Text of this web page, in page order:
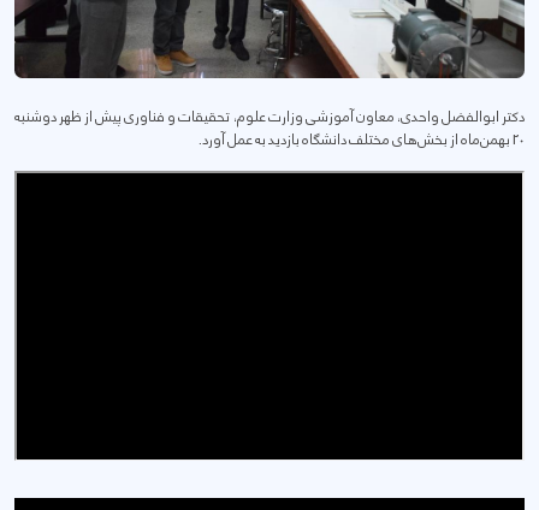
دکتر ابوالفضل واحدی، معاون آموزشی وزارت علوم، تحقیقات و فناوری پیش از ظهر دوشنبه
20 بهمن‌ماه از بخش‌های مختلف دانشگاه بازدید به عمل آورد.